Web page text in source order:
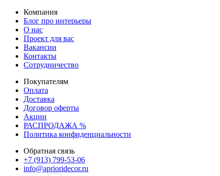
Компания
Блог про интерьеры
О нас
Проект для вас
Вакансии
Контакты
Сотрудничество
Покупателям
Оплата
Доставка
Договор оферты
Акции
РАСПРОДАЖА %
Политика конфиденциальности
Обратная связь
+7 (913) 799-53-06
info@aprioridecor.ru